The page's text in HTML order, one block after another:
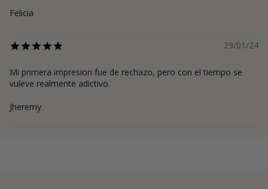
Felicia
29/01/24
Mi primera impresion fue de rechazo, pero con el tiempo se
vuleve realmente adictivo.
Jheremy